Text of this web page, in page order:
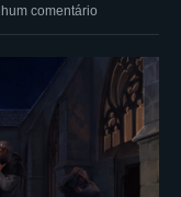
comentário